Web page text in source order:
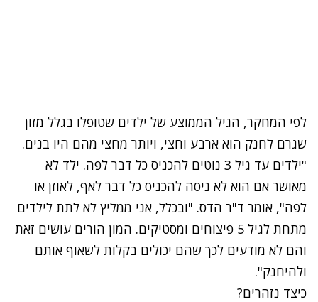
לפי המחקר, הגיל הממוצע של ילדים שטופלו בגלל מזון
שגרם לחנק הוא ארבע וחצי, ויותר מחצי מהם היו בנים.
"ילדים עד גיל 3 נוטים להכניס כל דבר לפה. ילד לא
מאושר אם הוא לא ניסה להכניס כל דבר לאף, לאוזן או
לפה", אומר ד"ר הדס. "ובכלל, אני ממליץ לא לתת לילדים
מתחת לגיל 5 פיצוחים ומסטיקים. המון הורים עושים זאת
והם לא מודעים לכך שהם יכולים בקלות לשאוף אותם
ולהיחנק".
כיצד נזהרים?